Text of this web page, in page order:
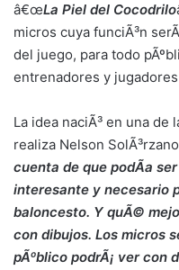
â€œLa Piel del Cocodrilo
micros cuya funciÃ³n
del juego, para todo
entrenadores y
La idea naciÃ³ en una de
realiza Nelson
cuenta de que podÃ­a
interesante y necesario
baloncesto. Y quÃ©
con dibujos. Los micros
pÃºblico podrÃ¡ ver con